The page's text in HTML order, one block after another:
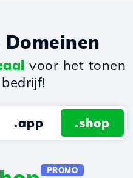
voor het tonen
.app .shop
PROMO